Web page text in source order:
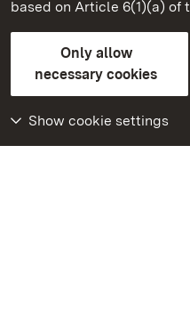
based on Article 6(1)(a) of
Only allow
necessary cookies
Show cookie settings
State Palaces and
FAQMasthead Data
Declaration on barrier-free
BITV-konform (geprüfte